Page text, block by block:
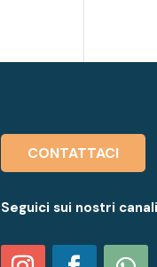
CONTATTACI
Seguici sui nostri